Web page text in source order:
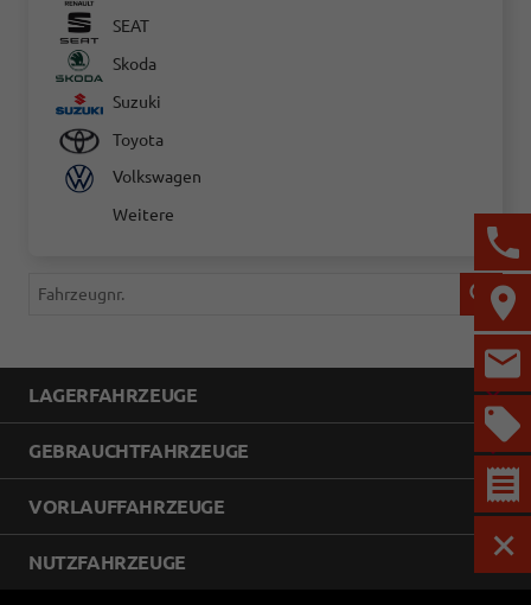
SEAT
Skoda
Suzuki
Toyota
Volkswagen
Weitere
Fahrzeugnr.
LAGERFAHRZEUGE
GEBRAUCHTFAHRZEUGE
VORLAUFFAHRZEUGE
NUTZFAHRZEUGE